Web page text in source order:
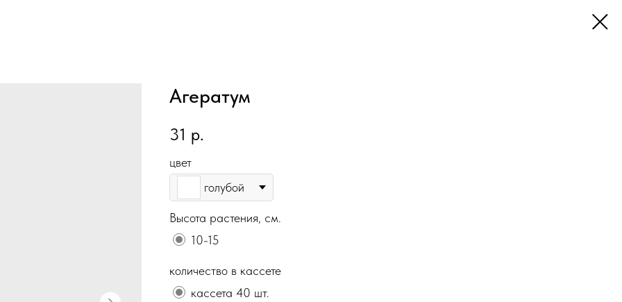
Агератум
31 р.
цвет
голубой
Высота растения, см.
10-15
количество в кассете
кассета 40 шт.